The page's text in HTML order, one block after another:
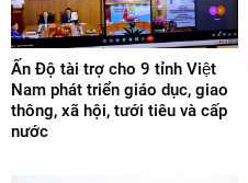
Ấn Độ tài trợ cho 9 tỉnh Việt
Nam phát triển giáo dục, giao
thông, xã hội, tưới tiêu và cấp
nước